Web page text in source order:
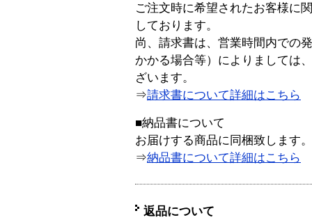
ご注文時に希望されたお客様に
しております。
尚、請求書は、営業時間内での
かかる場合等）によりましては
ざいます。
⇒請求書について詳細はこちら
■納品書について
お届けする商品に同梱致します。
⇒納品書について詳細はこちら
返品について